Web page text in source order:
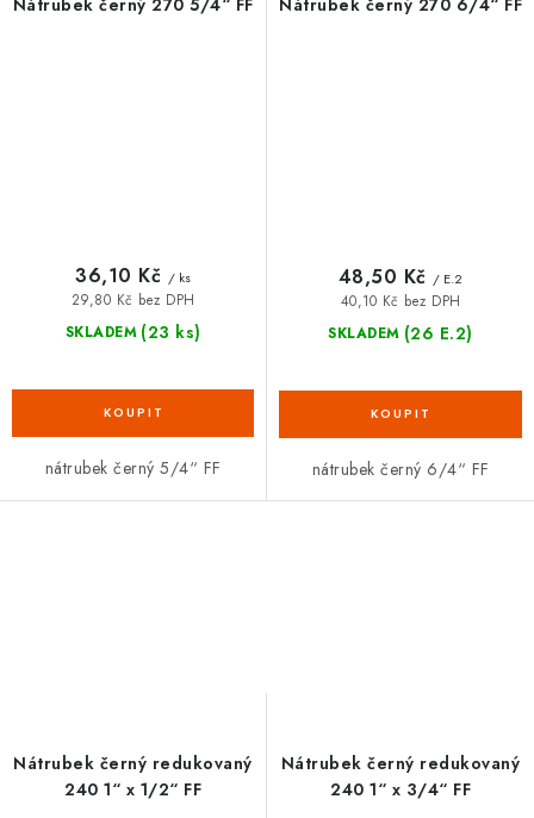
SKLADEM (23 ks)
29,80 Kč bez DPH
36,10 Kč / ks
nátrubek černý 5/4“ FF
SKLADEM (26 E.2)
40,10 Kč bez DPH
48,50 Kč / E.2
nátrubek černý 6/4“ FF
Nátrubek černý redukovaný
240 1“ x 1/2“ FF
Nátrubek černý redukovaný
240 1“ x 3/4“ FF